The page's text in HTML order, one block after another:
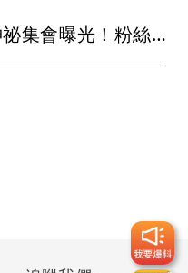
奧斯卡男星「火星島」神祕集會曝光！粉絲穿白衣朝拜 邪教疑雲再起